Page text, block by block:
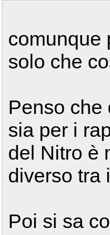
comunque
solo che
Penso che
sia per i
del Nitro è
diverso tra
Poi si sa